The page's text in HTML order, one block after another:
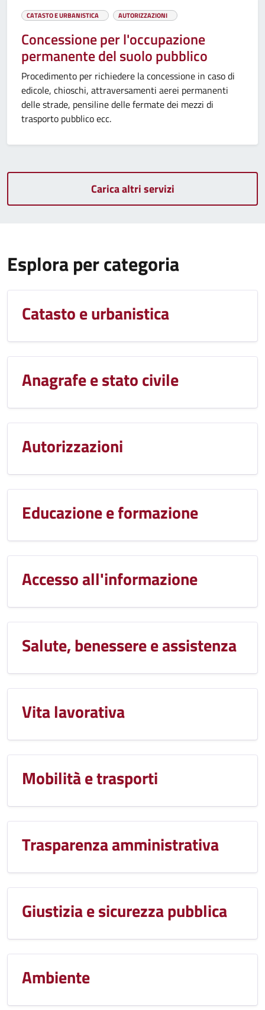
CATASTO E URBANISTICA AUTORIZZAZIONI
Concessione per l'occupazione
permanente del suolo pubblico
Procedimento per richiedere la concessione in caso di
edicole, chioschi, attraversamenti aerei permanenti
delle strade, pensiline delle fermate dei mezzi di
trasporto pubblico ecc.
Carica altri servizi
Esplora per categoria
Catasto e urbanistica
Anagrafe e stato civile
Autorizzazioni
Educazione e formazione
Accesso all'informazione
Salute, benessere e assistenza
Vita lavorativa
Mobilità e trasporti
Trasparenza amministrativa
Giustizia e sicurezza pubblica
Ambiente